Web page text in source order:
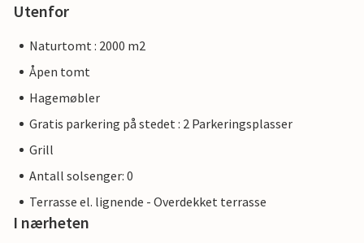
Utenfor
Naturtomt : 2000 m2
Åpen tomt
Hagemøbler
Gratis parkering på stedet : 2 Parkeringsplasser
Grill
Antall solsenger: 0
Terrasse el. lignende - Overdekket terrasse
I nærheten